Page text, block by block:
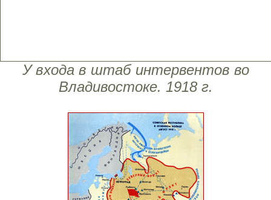
У входа в штаб интервентов во
Владивостоке. 1918 г.